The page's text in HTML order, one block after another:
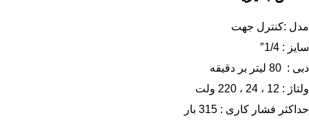
مدل :کنترل جهت
سایز : 1/4″
دبی : 80 لیتر بر دقیقه
ولتاژ : 12 ، 24 ، 220 ولت
حداکثر فشار کاری : 315 بار